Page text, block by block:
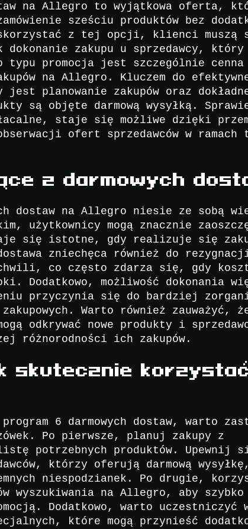
na Allegro to wyjątkowa oferta,
sześciu produktów bez
z tej opcji, klienci muszą
zakupu u sprzedawcy,
typu promocja jest szczególnie
na Allegro. Kluczem do
planowanie zakupów oraz
są objęte darmową wysyłką.
staje się możliwe dzięki
ofert sprzedawców w ramach
z darmowych
dostaw na Allegro niesie ze sobą
użytkownicy mogą znacznie
się istotne, gdy realizuje się
zniechęca również do
co często zdarza się, gdy
Dodatkowo, możliwość dokonania
przyczynia się do bardziej
zakupowych. Warto również zauważyć,
odkrywać nowe produkty i
różnorodności ich zakupów.
skutecznie
6 darmowych dostaw, warto
Po pierwsze, planuj zakupy z
potrzebnych produktów. Upewnij
którzy oferują darmową
niespodzianek. Po drugie,
wyszukiwania na Allegro, aby szybko
Dodatkowo, warto uczestniczyć
które mogą przynieść